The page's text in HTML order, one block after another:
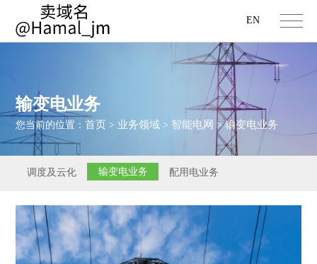
EN
输变电业务
您当前的位置：首页 > 业务领域 > 智能电网 >输变电业务
调度及云化 输变电业务 配用电业务